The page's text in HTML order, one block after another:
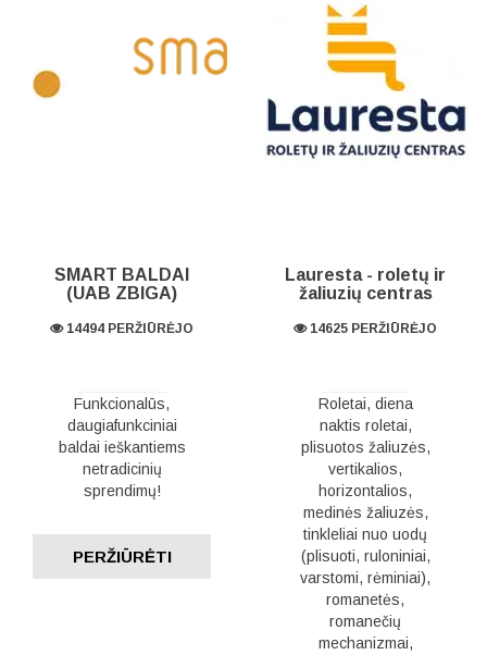
SMART BALDAI
(UAB ZBIGA)
14494 PERŽIŪRĖJO
Funkcionalūs,
daugiafunkciniai
baldai ieškantiems
netradicinių
sprendimų!
PERŽIŪRĖTI
Lauresta - roletų ir
žaliuzių centras
14625 PERŽIŪRĖJO
Roletai, diena
naktis roletai,
plisuotos žaliuzės,
vertikalios,
horizontalios,
medinės žaliuzės,
tinkleliai nuo uodų
(plisuoti, ruloniniai,
varstomi, rėminiai),
romanetės,
romanečių
mechanizmai,